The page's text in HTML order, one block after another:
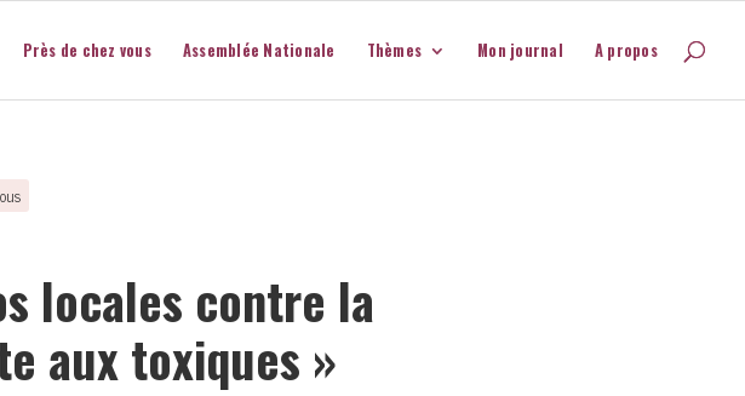
Près de chez vous Assemblée Nationale Thèmes Mon journal A propos
locales contre la
aux toxiques »